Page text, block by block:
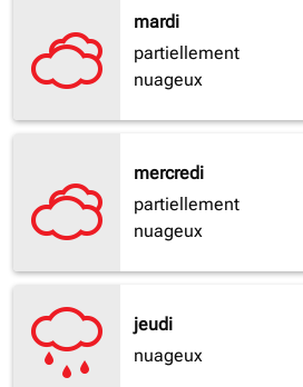
mardi
partiellement
nuageux
mercredi
partiellement
nuageux
jeudi
nuageux